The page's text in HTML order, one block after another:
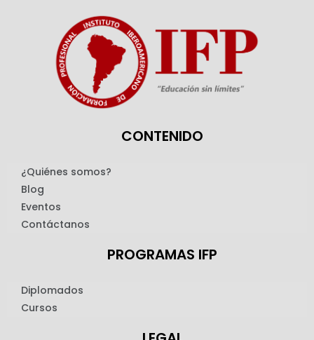
CONTENIDO
¿Quiénes somos?
Blog
Eventos
Contáctanos
PROGRAMAS IFP
Diplomados
Cursos